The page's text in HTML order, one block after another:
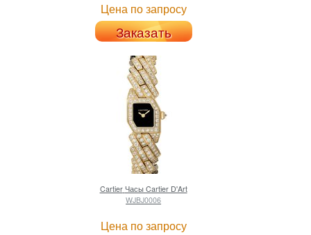
Цена по запросу
Заказать
Cartier Часы Cartier D'Art
WJBJ0006
Цена по запросу